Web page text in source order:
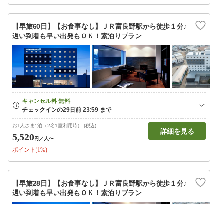
【早旅60日】【お食事なし】ＪＲ富良野駅から徒歩１分♪
遅い到着も早い出発もＯＫ！素泊りプラン
お1人さま1泊（2名1室利用時） (税込)
5,520円 ／人〜
ポイント(1%)
詳細を見る
【早旅28日】【お食事なし】ＪＲ富良野駅から徒歩１分♪
遅い到着も早い出発もＯＫ！素泊りプラン